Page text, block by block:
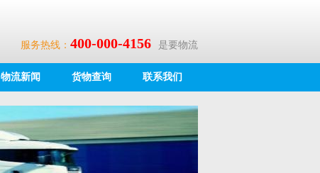
服务热线： 400-000-4156 是要物流
物流新闻 货物查询 联系我们